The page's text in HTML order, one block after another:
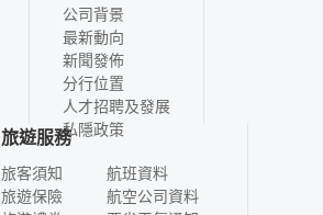
公司背景
最新動向
新聞發佈
分行位置
人才招聘及發展
私隱政策
旅遊服務
旅客須知
旅遊保險
航班資料
航空公司資料